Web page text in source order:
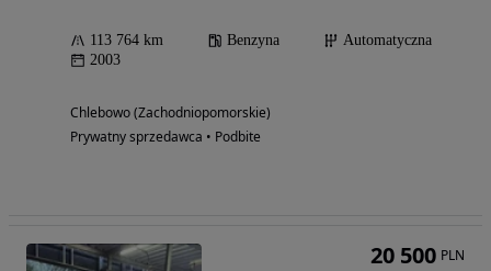
113 764 km Benzyna
Automatyczna
2003
Chlebowo (Zachodniopomorskie)
Prywatny sprzedawca • Podbite
20 500 PLN